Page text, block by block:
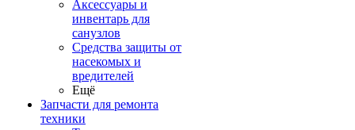
Аксессуары и
инвентарь для
санузлов
Средства защиты от
насекомых и
вредителей
Ещё
Запчасти для ремонта
техники